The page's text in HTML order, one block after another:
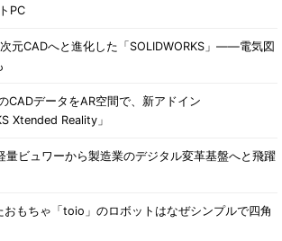
PC
元CADへと進化した「SOLIDWORKS」――電気図
CADデータをAR空間で、新アドイン
Xtended Reality」
量ビュワーから製造業のデジタル変革基盤へと飛躍
おもちゃ「toio」のロボットはなぜシンプルで四角